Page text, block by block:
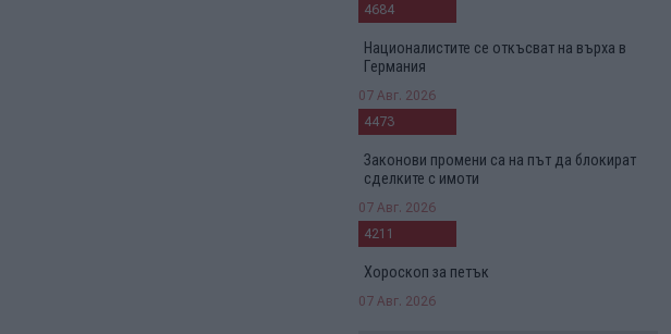
4684
Националистите се откъсват на върха в
Германия
07 Авг. 2026
4473
Законови промени са на път да блокират
сделките с имоти
07 Авг. 2026
4211
Хороскоп за петък
07 Авг. 2026